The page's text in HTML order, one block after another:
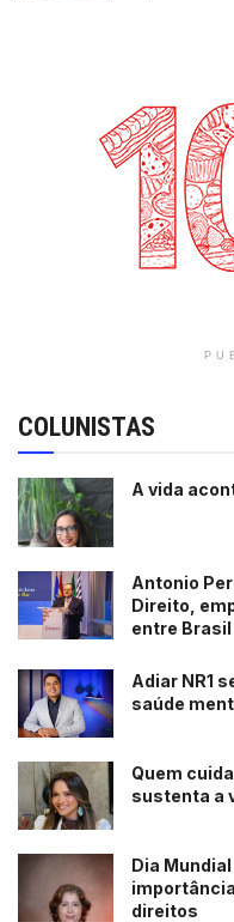
COLUNISTAS
A vida
Antonio
Direito,
entre Brasil
Adiar NR1
saúde
Quem
sustenta a
Dia
direitos